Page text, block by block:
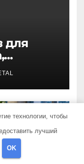
для
и
технологии, чтобы
лучший
OK